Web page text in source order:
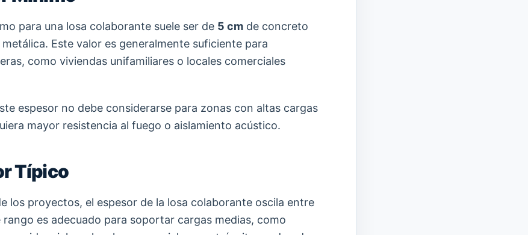
para una losa colaborante suele ser de 5 cm de concreto
Este valor es generalmente suficiente para
como viviendas unifamiliares o locales comerciales
espesor no debe considerarse para zonas con altas cargas
mayor resistencia al fuego o aislamiento acústico.
Típico
los proyectos, el espesor de la losa colaborante oscila entre
rango es adecuado para soportar cargas medias, como